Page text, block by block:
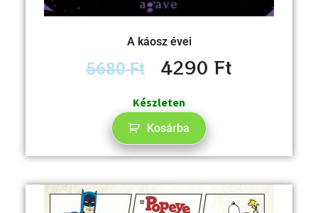
A káosz évei
5680Ft 4290Ft
Készleten
Kosárba